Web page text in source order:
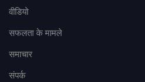
वीडियो
सफलता के मामले
समाचार
संपर्क